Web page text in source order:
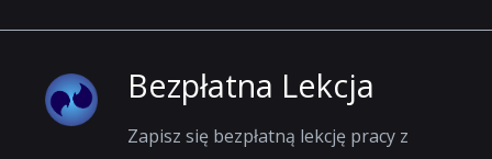
Bezpłatna Lekcja
Zapisz się bezpłatną lekcję pracy z